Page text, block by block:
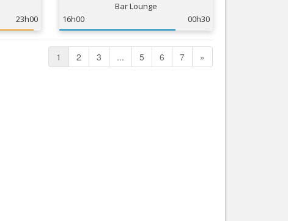
23h00
Bar Lounge
16h00
00h30
1 2 3 ... 5 6 7 »